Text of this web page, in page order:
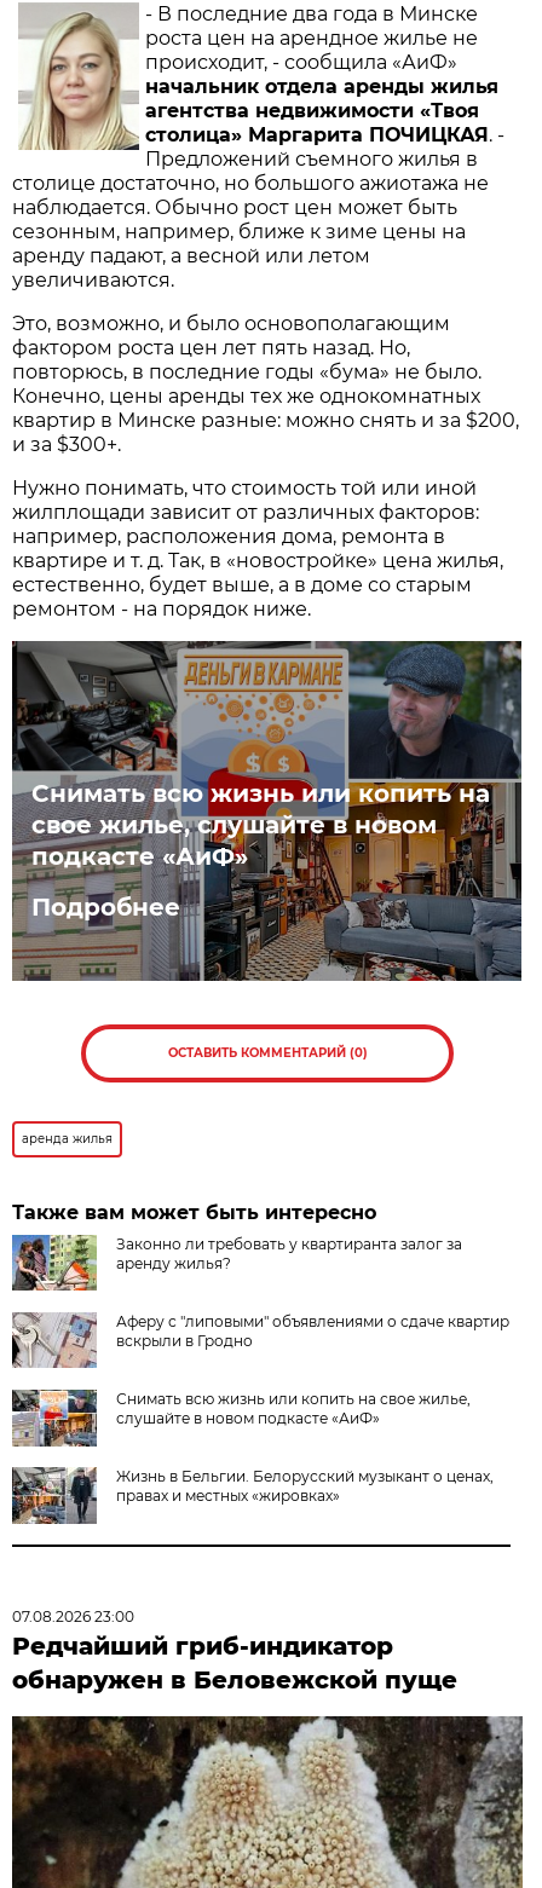
- В последние два года в Минске
роста цен на арендное жилье не
происходит, - сообщила «АиФ»
начальник отдела аренды жилья
агентства недвижимости «Твоя
столица» Маргарита ПОЧИЦКАЯ. -
Предложений съемного жилья в
столице достаточно, но большого ажиотажа не
наблюдается. Обычно рост цен может быть
сезонным, например, ближе к зиме цены на
аренду падают, а весной или летом
увеличиваются.
Это, возможно, и было основополагающим
фактором роста цен лет пять назад. Но,
повторюсь, в последние годы «бума» не было.
Конечно, цены аренды тех же однокомнатных
квартир в Минске разные: можно снять и за $200,
и за $300+.
Нужно понимать, что стоимость той или иной
жилплощади зависит от различных факторов:
например, расположения дома, ремонта в
квартире и т. д. Так, в «новостройке» цена жилья,
естественно, будет выше, а в доме со старым
ремонтом - на порядок ниже.
Снимать всю жизнь или копить на
свое жилье, слушайте в новом
подкасте «АиФ»
Подробнее
ОСТАВИТЬ КОММЕНТАРИЙ (0)
аренда жилья
Также вам может быть интересно
Законно ли требовать у квартиранта залог за
аренду жилья?
Аферу с "липовыми" объявлениями о сдаче квартир
вскрыли в Гродно
Снимать всю жизнь или копить на свое жилье,
слушайте в новом подкасте «АиФ»
Жизнь в Бельгии. Белорусский музыкант о ценах,
правах и местных «жировках»
07.08.2026 23:00
Редчайший гриб-индикатор
обнаружен в Беловежской пуще